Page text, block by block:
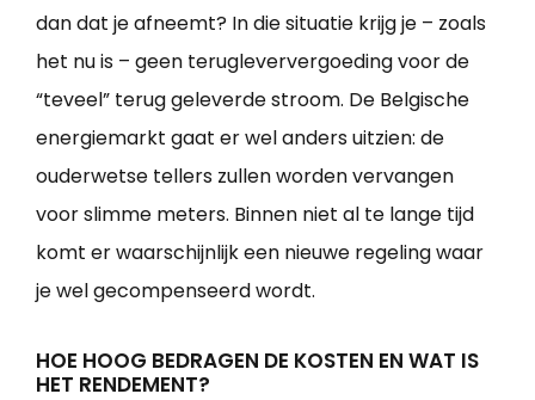
dan dat je afneemt? In die situatie krijg je – zoals
het nu is – geen terugleververgoeding voor de
“teveel” terug geleverde stroom. De Belgische
energiemarkt gaat er wel anders uitzien: de
ouderwetse tellers zullen worden vervangen
voor slimme meters. Binnen niet al te lange tijd
komt er waarschijnlijk een nieuwe regeling waar
je wel gecompenseerd wordt.
HOE HOOG BEDRAGEN DE KOSTEN EN WAT IS
HET RENDEMENT?